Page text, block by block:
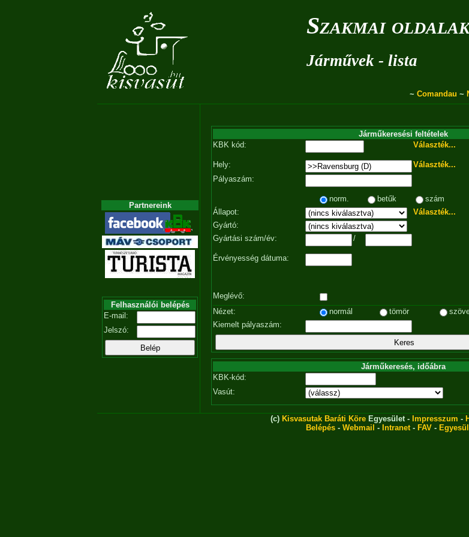
Szakmai
Járművek - lista
~ Comandau ~
Partnereink
Felhasználói belépés
E-mail:
Jelszó:
Járműkeresési feltételek
KBK kód:
Választék...
Hely:
Választék...
Pályaszám:
norm.
betűk
szám
Állapot:
Választék...
Gyártó:
Gyártási szám/év:
/
Érvényesség dátuma:
Meglévő:
Nézet:
normál tömör
Kiemelt pályaszám:
Járműkeresés, időábra
KBK-kód:
Vasút:
(c) Kisvasutak Baráti Köre Egyesület - Impresszum -
Belépés - Webmail - Intranet- FAV -